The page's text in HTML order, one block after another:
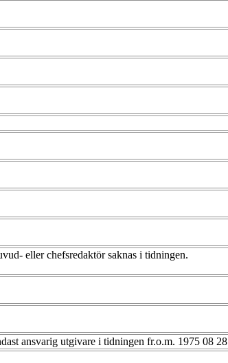
eller chefsredaktör saknas i tidningen.
ansvarig utgivare i tidningen fr.o.m. 1975 08 28